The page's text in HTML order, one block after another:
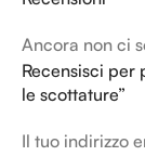
Ancora non ci
Recensisci per
le scottature”
Il tuo indirizzo